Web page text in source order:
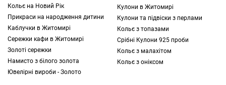
Які сережки купити у Харкові: матеріали
При створенні
майстри
використовують широкий перелік
різноманітних матеріалів. Всі вони
виглядають по-різному, дозволяючи вам
підібрати ювелірні вироби, які будуть
Кольє на Новий Рік
Прикраси на народження дитини
Каблучки в Житомирі
Сережки кафи в Житомирі
Золоті сережки
Намисто з білого золота
Ювелірні вироби - Золото
Кулони в Житомирі
Кулони та підвіски з перлами
Кольє з топазами
Срібні Кулони 925 проби
Кольє з малахітом
Кольє з оніксом